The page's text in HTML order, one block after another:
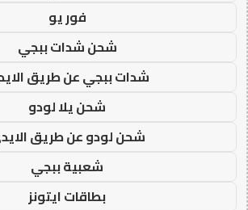
فور يو
شحن شدات ببجي
شدات ببجي عن طريق
شحن يلا لودو
شحن لودو عن طريق
شعبية ببجي
بطاقات ايتونز